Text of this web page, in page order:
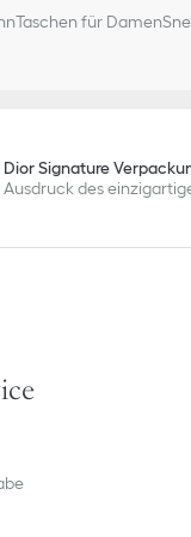
Taschen für Damen
Dior Signature
Ausdruck des